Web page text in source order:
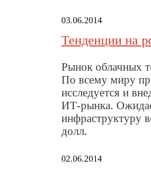
03.06.2014
Тенденции на
Рынок облачных
По всему миру
исследуется и
ИТ-рынка.
инфраструктуру
долл.
02.06.2014